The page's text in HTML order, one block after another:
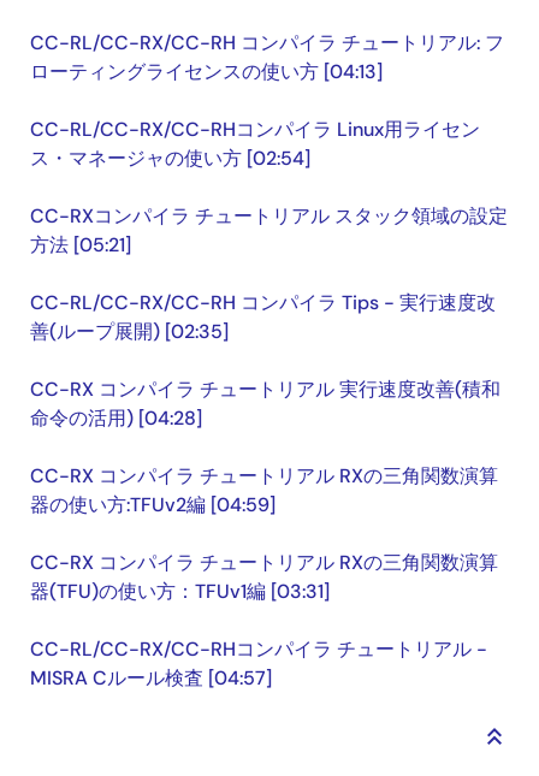
CC-RL/CC-RX/CC-RH コンパイラ チュートリアル: フ
ローティングライセンスの使い方 [04:13]
CC-RL/CC-RX/CC-RHコンパイラ Linux用ライセン
ス・マネージャの使い方 [02:54]
CC-RXコンパイラ チュートリアル スタック領域の設定
方法 [05:21]
CC-RL/CC-RX/CC-RH コンパイラ Tips - 実行速度改
善(ループ展開) [02:35]
CC-RX コンパイラ チュートリアル 実行速度改善(積和
命令の活用) [04:28]
CC-RX コンパイラ チュートリアル RXの三角関数演算
器の使い方:TFUv2編 [04:59]
CC-RX コンパイラ チュートリアル RXの三角関数演算
器(TFU)の使い方：TFUv1編 [03:31]
CC-RL/CC-RX/CC-RHコンパイラ チュートリアル -
MISRA Cルール検査 [04:57]
keyboard_double_arrow_up